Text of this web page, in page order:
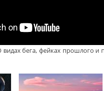
видах бега, фейках прошлого